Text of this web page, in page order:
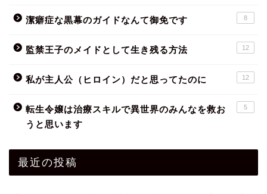
潔癖症な黒幕のガイドなんて御免です 8
監禁王子のメイドとして生き残る方法 12
私が主人公（ヒロイン）だと思ってたのに 12
転生令嬢は治療スキルで異世界のみんなを救お
うと思います
5
最近の投稿